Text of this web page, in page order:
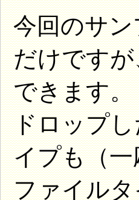
今回のサ
だけです
できます。
ドロップ
イプも（
ファイル